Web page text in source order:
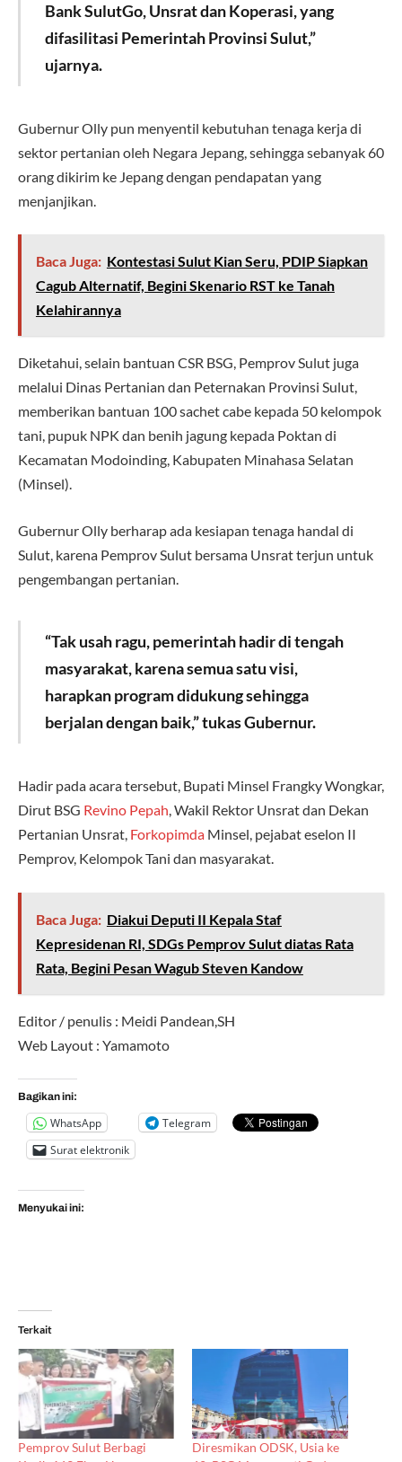
Bank SulutGo, Unsrat dan Koperasi, yang
difasilitasi Pemerintah Provinsi Sulut,”
ujarnya.
Gubernur Olly pun menyentil kebutuhan tenaga kerja di
sektor pertanian oleh Negara Jepang, sehingga sebanyak 60
orang dikirim ke Jepang dengan pendapatan yang
menjanjikan.
Baca Juga: Kontestasi Sulut Kian Seru, PDIP Siapkan
Cagub Alternatif, Begini Skenario RST ke Tanah
Kelahirannya
Diketahui, selain bantuan CSR BSG, Pemprov Sulut juga
melalui Dinas Pertanian dan Peternakan Provinsi Sulut,
memberikan bantuan 100 sachet cabe kepada 50 kelompok
tani, pupuk NPK dan benih jagung kepada Poktan di
Kecamatan Modoinding, Kabupaten Minahasa Selatan
(Minsel).
Gubernur Olly berharap ada kesiapan tenaga handal di
Sulut, karena Pemprov Sulut bersama Unsrat terjun untuk
pengembangan pertanian.
“Tak usah ragu, pemerintah hadir di tengah
masyarakat, karena semua satu visi,
harapkan program didukung sehingga
berjalan dengan baik,” tukas Gubernur.
Hadir pada acara tersebut, Bupati Minsel Frangky Wongkar,
Dirut BSG Revino Pepah, Wakil Rektor Unsrat dan Dekan
Pertanian Unsrat, Forkopimda Minsel, pejabat eselon II
Pemprov, Kelompok Tani dan masyarakat.
Baca Juga: Diakui Deputi II Kepala Staf
Kepresidenan RI, SDGs Pemprov Sulut diatas Rata
Rata, Begini Pesan Wagub Steven Kandow
Editor / penulis : Meidi Pandean,SH
Web Layout : Yamamoto
Bagikan ini:
WhatsApp
Telegram
Surat elektronik
Menyukai ini:
Terkait
Pemprov Sulut Berbagi
Diresmikan ODSK, Usia ke